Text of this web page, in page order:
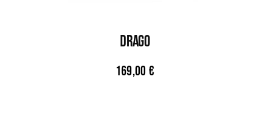
DRAGO
169,00 €